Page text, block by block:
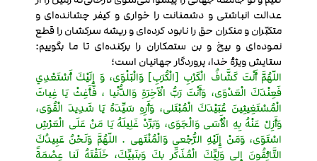
عدالت انباشتی و دشمنانت را خواری و کیفر چشانده‌ای و
متکبّران و منکران حق را نابود کرده‌ای و ریشه سرکشان را قطع
نموده‌ای و بیخ و بن ستمکاران را برکنده‌ای تا ما بگوییم:
ستایش ویژۀ خدا، پروردگار جهانیان است؛
اللّهُمَّ أَنْتَ كَشَّافُ الْكَرْبِ [الْكُرَبِ] وَالْبَلْوَى، وَ إِلَيْكَ أَسْتَعْدِي
فَعِنْدَكَ الْعَدْوَى، وَأَنْتَ رَبُّ الْآخِرَةِ وَالدُّنْيا ، فَأَغِثْ يَا غِياثَ
الْمُسْتَغِيثِينَ عُبَيْدَكَ الْمُبْتَلى، وَأَرِهِ سَيِّدَهُ يَا شَدِيدَ الْقُوَى،
وَأَزِلْ عَنْهُ بِهِ الْأَسَى وَالْجَوَى، وَبَرِّدْ غَلِيلَهُ يَا مَنْ عَلَى الْعَرْشِ
اسْتَوَى، وَمَنْ إِلَيْهِ الرُّجْعى وَالْمُنْتَهى . اللّهُمَّ وَنَحْنُ عَبِيدُكَ
التَّائِقُونَ إِلى وَلِيِّكَ الْمُذَكِّرِ بِكَ وَبِنَبِيِّكَ، خَلَقْتَهُ لَنا عِصْمَةً